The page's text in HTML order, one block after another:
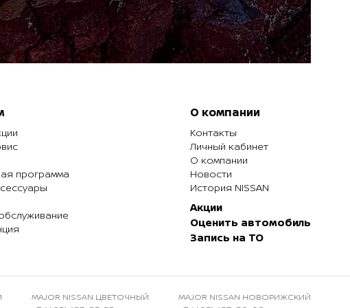
программа
О компании
Контакты
Личный кабинет
О компании
Новости
История NISSAN
Акции
Оценить автомобиль
Запись на ТО
MAJOR NISSAN ЦВЕТОЧНЫЙ MAJOR NISSAN НОВОРИЖСКИЙ